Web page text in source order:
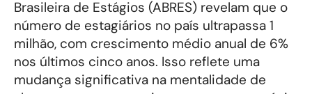
Brasileira de Estágios (ABRES) revelam que o
número de estagiários no país ultrapassa 1
milhão, com crescimento médio anual de 6%
nos últimos cinco anos. Isso reflete uma
mudança significativa na mentalidade de